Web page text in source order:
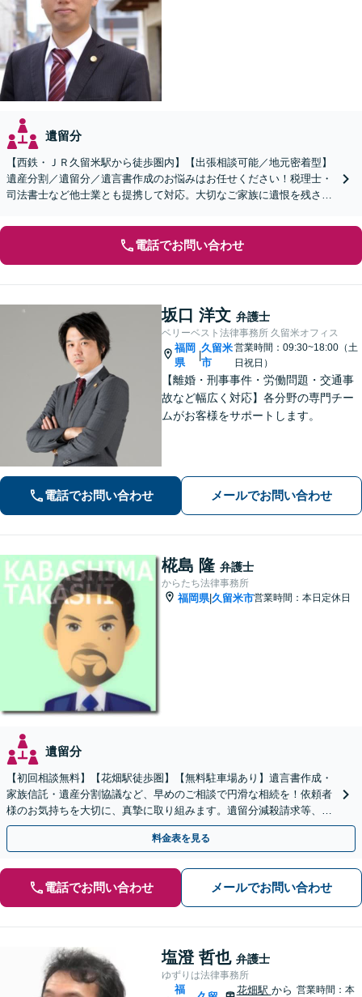
遺留分
【西鉄・ＪＲ久留米駅から徒歩圏内】【出張相談可能／地元密着型】
遺産分割／遺留分／遺言書作成のお悩みはお任せください！税理士・
司法書士など他士業とも提携して対応。大切なご家族に遺恨を残さな
電話でお問い合わせ
坂口 洋文 弁護士
ベリーベスト法律事務所 久留米オフィス
福岡
県
|
久留米
市
営業時間：09:30~18:00（土
日祝日）
【離婚・刑事事件・労働問題・交通事
故など幅広く対応】各分野の専門チー
ムがお客様をサポートします。
電話でお問い合わせ メールでお問い合わせ
椛島 隆 弁護士
からたち法律事務所
福岡県|久留米市営業時間：本日定休日
遺留分
【初回相談無料】【花畑駅徒歩圏】【無料駐車場あり】遺言書作成・
家族信託・遺産分割協議など、早めのご相談で円滑な相続を！依頼者
様のお気持ちを大切に、真摯に取り組みます。遺留分減殺請求等、揉
めた場合も親身になって対応致します。
料金表を見る
電話でお問い合わせ メールでお問い合わせ
塩澄 哲也 弁護士
ゆずりは法律事務所
福
花畑駅 から 営業時間：本